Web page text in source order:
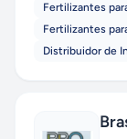
Fertilizantes
Fertilizantes
Distribuidor de